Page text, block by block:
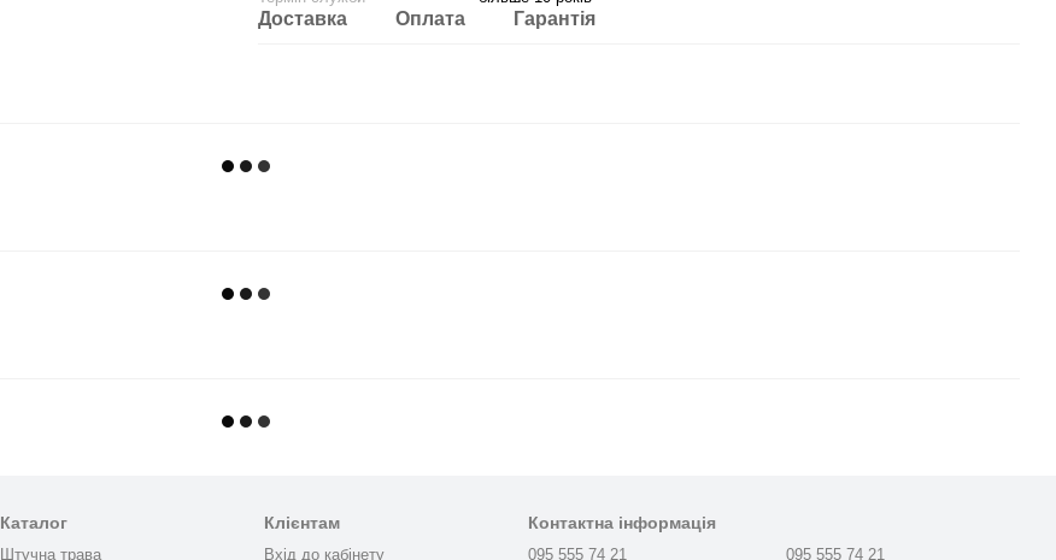
Доставка Оплата Гарантія
Каталог
Штучна трава
Клієнтам
Вхід до кабінету
Контактна інформація
095 555 74 21 095 555 74 21